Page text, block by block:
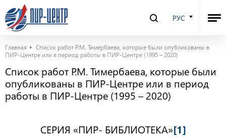
РУС
Главная
Список работ Р.М. Тимербаева, которые были опубликованы в
ПИР-Центре или в период работы в ПИР-Центре (1995 – 2020)
Список работ Р.М. Тимербаева, которые были
опубликованы в ПИР-Центре или в период
работы в ПИР-Центре (1995 – 2020)
СЕРИЯ «ПИР- БИБЛИОТЕКА»[1]